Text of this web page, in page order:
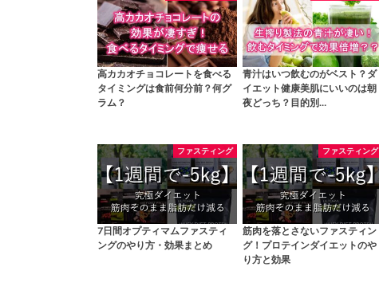
高カカオチョコレートを食べる
タイミングは食前何分前？何グ
ラム？
青汁はいつ飲むのがベスト？ダ
イエット健康美肌にいいのは朝
夜どっち？目的別…
ファスティング
7日間オプティマムファスティ
ングのやり方・効果まとめ
ファスティング
筋肉を落とさないファスティン
グ！プロテインダイエットのや
り方と効果